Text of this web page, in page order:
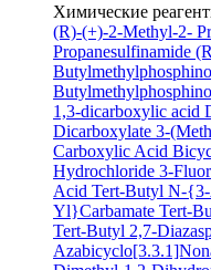
Химические
(R)-(+)-2-Methyl-2-
Propanesulfinamide
1,3-dicarboxylic acid
Dicarboxylate 3-
Carboxylic Acid
Hydrochloride 3-
Acid Tert-Butyl N-
Yl}Carbamate Tert-
Tert-Butyl 2,7-